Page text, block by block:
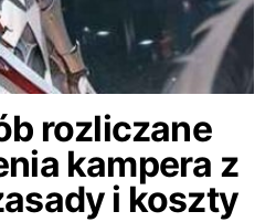
rozliczane
kampera z
i koszty